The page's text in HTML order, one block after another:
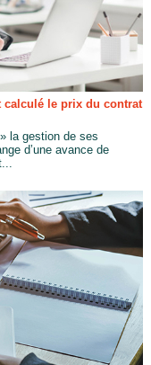
calculé le prix du contrat
la gestion de ses
d’une avance de